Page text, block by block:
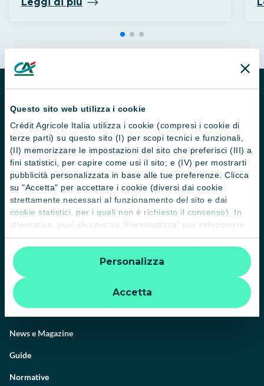
Questo sito web utilizza i cookie
Crédit Agricole Italia utilizza i cookie (compresi i cookie di
terze parti) su questo sito (I) per scopi tecnici e funzionali,
(II) memorizzare le impostazioni del sito che preferisci (III) a
fini statistici, per capire come usi il sito; e (IV) per mostrarti
pubblicità personalizzata in base alle tue preferenze. Clicca
su "Accetta" per accettare i cookie (diversi dai cookie
strettamente necessari al funzionamento del sito e dai
cookie statistici, per i quali non è richiesto il consenso). In
alternativa, puoi cliccare su "Personalizza" per selezionare
le categorie di cookie che desideri accettare. Cliccando sulla
“X” le impostazioni predefinite vengono lasciate invariate e
quindi la navigazione può continuare senza cookie o altri
strumenti di tracciamento diversi da quelli tecnici. Per
ulteriori informazioni:
informativa privacy
Accetta
Personalizza
Il Gruppo
Trova filiali
Contattaci
Domande frequenti
Successioni
Servizi e pagamenti digitali
News e Magazine
Guide
Normative